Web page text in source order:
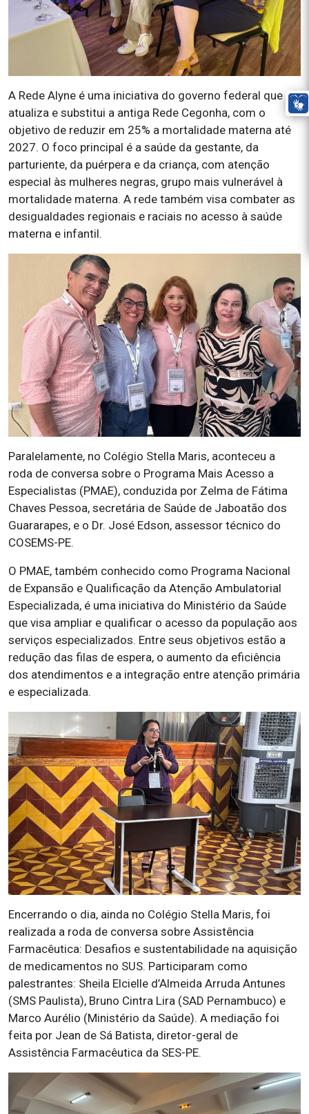
A Rede Alyne é uma iniciativa do governo federal que
atualiza e substitui a antiga Rede Cegonha, com o
objetivo de reduzir em 25% a mortalidade materna até
2027. O foco principal é a saúde da gestante, da
parturiente, da puérpera e da criança, com atenção
especial às mulheres negras, grupo mais vulnerável à
mortalidade materna. A rede também visa combater as
desigualdades regionais e raciais no acesso à saúde
materna e infantil.
Paralelamente, no Colégio Stella Maris, aconteceu a
roda de conversa sobre o Programa Mais Acesso a
Especialistas (PMAE), conduzida por Zelma de Fátima
Chaves Pessoa, secretária de Saúde de Jaboatão dos
Guararapes, e o Dr. José Edson, assessor técnico do
COSEMS-PE.
O PMAE, também conhecido como Programa Nacional
de Expansão e Qualificação da Atenção Ambulatorial
Especializada, é uma iniciativa do Ministério da Saúde
que visa ampliar e qualificar o acesso da população aos
serviços especializados. Entre seus objetivos estão a
redução das filas de espera, o aumento da eficiência
dos atendimentos e a integração entre atenção primária
e especializada.
Encerrando o dia, ainda no Colégio Stella Maris, foi
realizada a roda de conversa sobre Assistência
Farmacêutica: Desafios e sustentabilidade na aquisição
de medicamentos no SUS. Participaram como
palestrantes: Sheila Elcielle d’Almeida Arruda Antunes
(SMS Paulista), Bruno Cintra Lira (SAD Pernambuco) e
Marco Aurélio (Ministério da Saúde). A mediação foi
feita por Jean de Sá Batista, diretor-geral de
Assistência Farmacêutica da SES-PE.